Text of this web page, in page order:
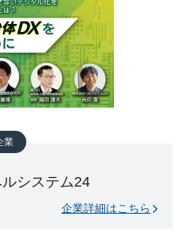
業
システム24
企業詳細はこちら